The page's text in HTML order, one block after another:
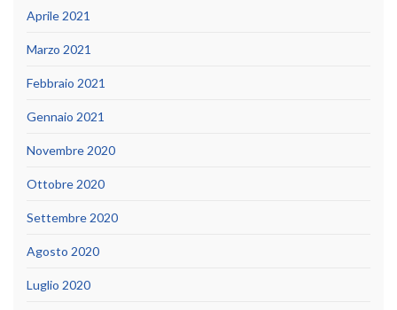
Aprile 2021
Marzo 2021
Febbraio 2021
Gennaio 2021
Novembre 2020
Ottobre 2020
Settembre 2020
Agosto 2020
Luglio 2020